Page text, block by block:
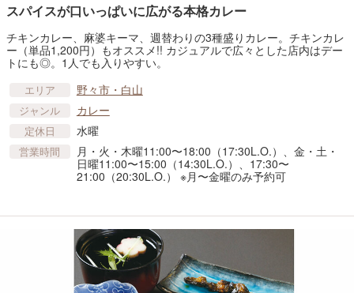
スパイスが口いっぱいに広がる本格カレー
チキンカレー、麻婆キーマ、週替わりの3種盛りカレー。チキンカレ
ー（単品1,200円）もオススメ!! カジュアルで広々とした店内はデー
トにも◎。1人でも入りやすい。
エリア 野々市・白山
ジャンル カレー
定休日 水曜
営業時間
月・火・木曜11:00〜18:00（17:30L.O.）、金・土・
日曜11:00〜15:00（14:30L.O.）、17:30〜
21:00（20:30L.O.） ※月〜金曜のみ予約可